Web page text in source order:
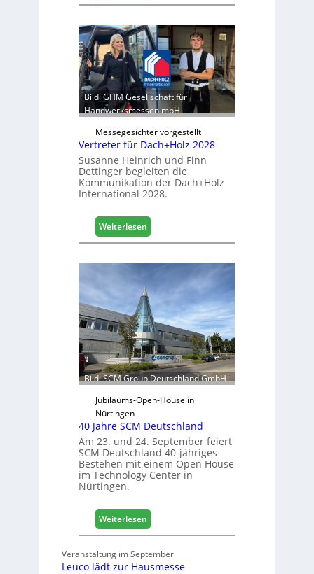
i
k
b
e
r
e
i
c
h
g
e
r
S
t
a
b
i
l
e
s
G
e
s
c
h
f
s
j
a
h
r
Bild: GHM Gesellschaft für
Handwerksmessen mbH
Messegesichter vorgestellt
Vertreter für Dach+Holz 2028
Susanne Heinrich und Finn
Dettinger begleiten die
Kommunikation der Dach+Holz
International 2028.
Weiterlesen:
V
r
r
e
t
e
r
f
ü
r
D
c
+
H
o
2
0
8
Bild: SCM Group Deutschland GmbH
Jubiläums-Open-House in
Nürtingen
40 Jahre SCM Deutschland
Am 23. und 24. September feiert
SCM Deutschland 40-jähriges
Bestehen mit einem Open House
im Technology Center in
Nürtingen.
Weiterlesen:
4
J
a
Veranstaltung im September
Leuco lädt zur Hausmesse